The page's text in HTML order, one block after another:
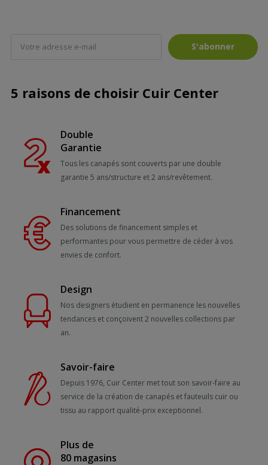
S'abonner
5 raisons de choisir Cuir Center
Double
Garantie
Tous les canapés sont couverts par une double
garantie 5 ans/structure et 2 ans/revêtement.
Financement
Des solutions de financement simples et
performantes pour vous permettre de céder à vos
envies de confort.
Design
Nos designers étudient en permanence les nouvelles
tendances et conçoivent 2 nouvelles collections par
an.
Savoir-faire
Depuis 1976, Cuir Center met tout son savoir-faire au
service de la création de canapés et fauteuils cuir ou
tissu au rapport qualité-prix exceptionnel.
Plus de
80 magasins